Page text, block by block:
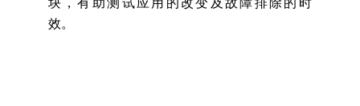
块，有助测试应用的改变及故障排除的时
效。